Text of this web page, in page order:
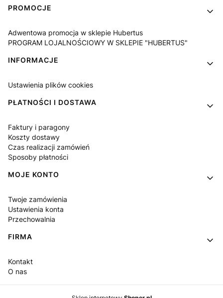
PROMOCJE
Adwentowa promocja w sklepie Hubertus
PROGRAM LOJALNOŚCIOWY W SKLEPIE "HUBERTUS"
INFORMACJE
Ustawienia plików cookies
PŁATNOŚCI I DOSTAWA
Faktury i paragony
Koszty dostawy
Czas realizacji zamówień
Sposoby płatności
MOJE KONTO
Twoje zamówienia
Ustawienia konta
Przechowalnia
FIRMA
Kontakt
O nas